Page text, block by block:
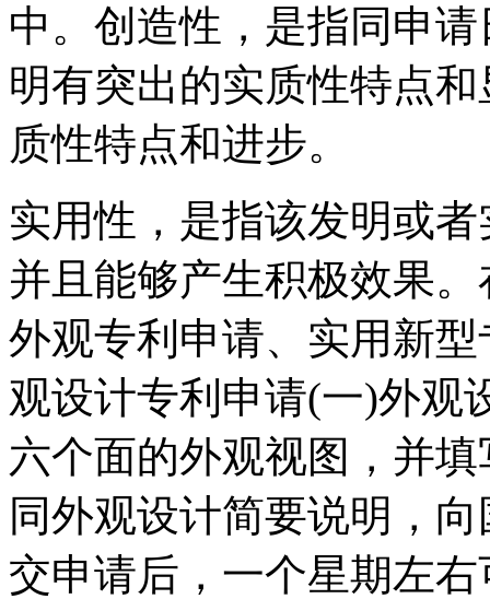
中。创造性，是指同申
明有突出的实质性特点
质性特点和进步。
实用性，是指该发明或
并且能够产生积极效果
外观专利申请、实用新
观设计专利申请(一)外观
六个面的外观视图，并
同外观设计简要说明，
交申请后，一个星期左